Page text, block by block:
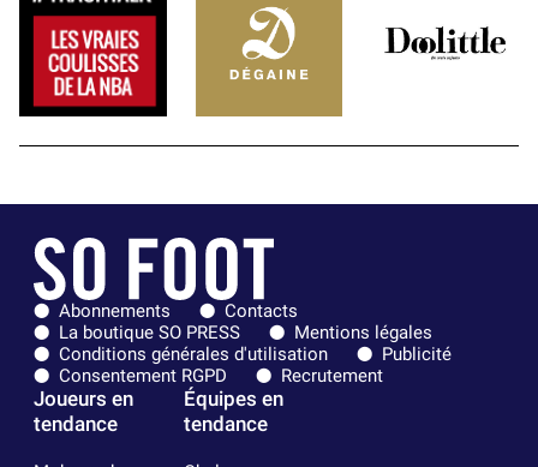
Abonnements
Contacts
La boutique SO PRESS
Mentions légales
Conditions générales d'utilisation
Publicité
Consentement RGPD
Recrutement
Joueurs en
tendance
Équipes en
tendance